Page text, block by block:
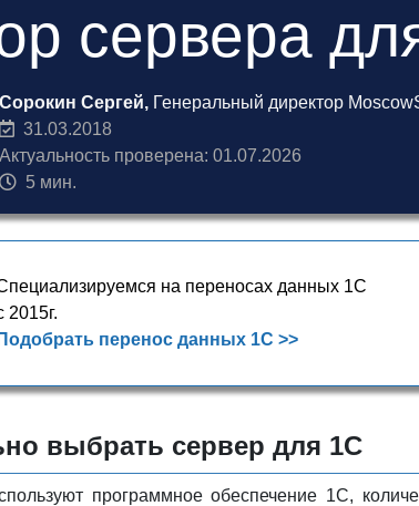
сервера
Сорокин Сергей, Генеральный директор
31.03.2018
Актуальность проверена: 01.07.2026
5 мин.
на переносах данных 1С
2015г.
Подобрать перенос данных 1С >>
выбрать сервер для 1С
программное обеспечение 1С,